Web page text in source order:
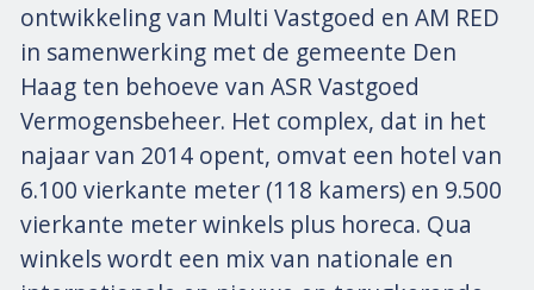
ontwikkeling van Multi Vastgoed en AM RED
in samenwerking met de gemeente Den
Haag ten behoeve van ASR Vastgoed
Vermogensbeheer. Het complex, dat in het
najaar van 2014 opent, omvat een hotel van
6.100 vierkante meter (118 kamers) en 9.500
vierkante meter winkels plus horeca. Qua
winkels wordt een mix van nationale en